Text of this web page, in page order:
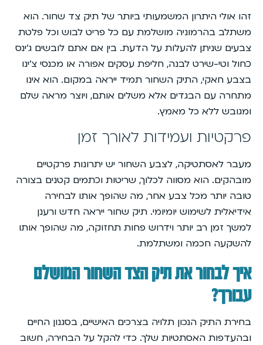
זהו אולי היתרון המשמעותי ביותר של תיק צד שחור. הוא
משתלב בהרמוניה מושלמת עם כל פריט לבוש וכל פלטת
צבעים שניתן להעלות על הדעת. בין אם אתם לובשים ג’ינס
כחול וטי-שירט לבנה, חליפת עסקים אפורה או מכנסי צ’ינו
בצבע חאקי, התיק השחור תמיד ייראה במקום. הוא אינו
מתחרה עם הבגדים אלא משלים אותם, ויוצר מראה שלם
ומגובש ללא כל מאמץ.
פרקטיות ועמידות לאורך זמן
מעבר לאסתטיקה, לצבע השחור יש יתרונות פרקטיים
מובהקים. הוא מסווה לכלוך, שריטות וכתמים קטנים בצורה
טובה יותר מכל צבע אחר, מה שהופך אותו לבחירה
אידיאלית לשימוש יומיומי. תיק שחור ייראה חדש ורענן
למשך זמן רב יותר וידרוש פחות תחזוקה, מה שהופך אותו
להשקעה חכמה ומשתלמת.
איך לבחור את תיק הצד השחור המושלם
עבורך?
בחירת התיק הנכון תלויה בצרכים האישיים, בסגנון החיים
ובהעדפות האסתטיות שלך. כדי להקל על הבחירה, חשוב